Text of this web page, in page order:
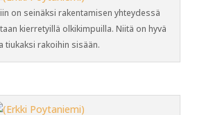
on seinäksi rakentamisen yhteydessä
kierretyillä olkikimpuilla. Niitä on hyvä
tiukaksi rakoihin sisään.